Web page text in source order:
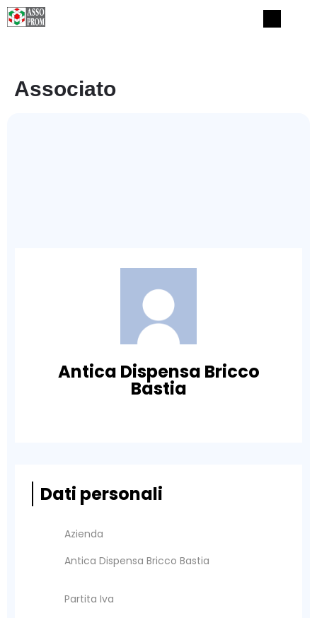
Associato
Antica Dispensa Bricco
Bastia
Dati personali
Azienda
Antica Dispensa Bricco Bastia
Partita Iva